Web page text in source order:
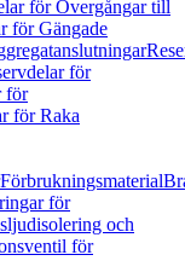
för Övergångar till
för Gängade
för
för
för Raka
Förbrukningsmaterial
för
och
för